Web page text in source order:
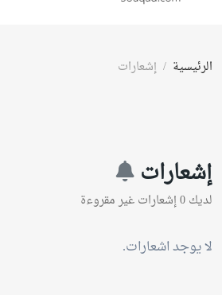
الرئيسية إشعارات
إشعارات
لديك0إشعارات غير مقروءة
لا يوجد اشعارات.